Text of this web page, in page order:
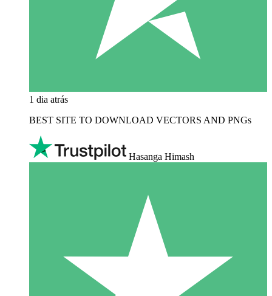
1 dia atrás
BEST SITE TO DOWNLOAD VECTORS AND PNGs
Hasanga Himash